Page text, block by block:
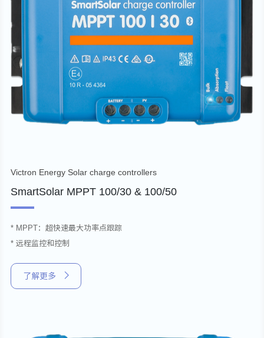
Victron Energy Solar charge controllers
SmartSolar MPPT 100/30 & 100/50
* MPPT：超快速最大功率点跟踪
* 远程监控和控制
了解更多